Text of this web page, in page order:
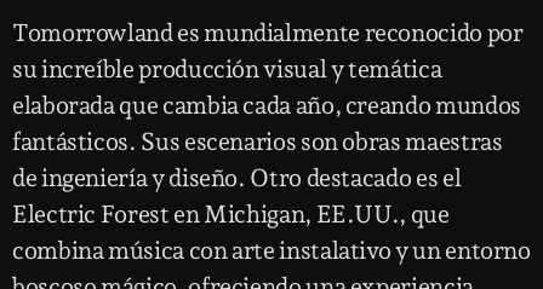
Tomorrowland es mundialmente reconocido por
su increíble producción visual y temática
elaborada que cambia cada año, creando mundos
fantásticos. Sus escenarios son obras maestras
de ingeniería y diseño. Otro destacado es el
Electric Forest en Michigan, EE.UU., que
combina música con arte instalativo y un entorno